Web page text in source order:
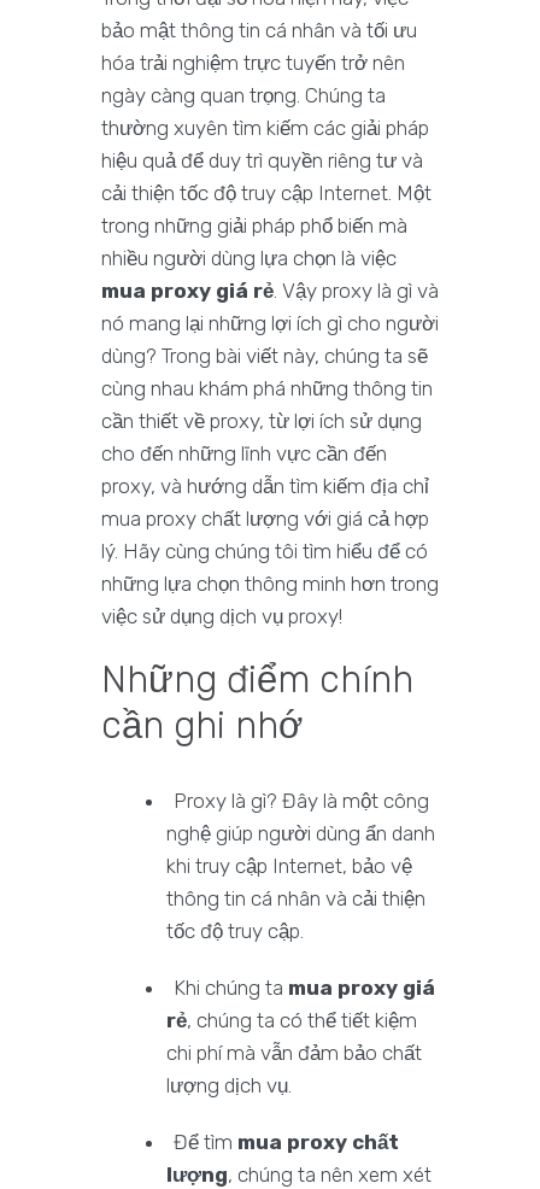
bảo mật thông tin cá nhân và tối ưu
hóa trải nghiệm trực tuyến trở nên
ngày càng quan trọng. Chúng ta
thường xuyên tìm kiếm các giải pháp
hiệu quả để duy trì quyền riêng tư và
cải thiện tốc độ truy cập Internet. Một
trong những giải pháp phổ biến mà
nhiều người dùng lựa chọn là việc
mua proxy giá rẻ. Vậy proxy là gì và
nó mang lại những lợi ích gì cho người
dùng? Trong bài viết này, chúng ta sẽ
cùng nhau khám phá những thông tin
cần thiết về proxy, từ lợi ích sử dụng
cho đến những lĩnh vực cần đến
proxy, và hướng dẫn tìm kiếm địa chỉ
mua proxy chất lượng với giá cả hợp
lý. Hãy cùng chúng tôi tìm hiểu để có
những lựa chọn thông minh hơn trong
việc sử dụng dịch vụ proxy!
Những điểm chính
cần ghi nhớ
Proxy là gì? Đây là một công
nghệ giúp người dùng ẩn danh
khi truy cập Internet, bảo vệ
thông tin cá nhân và cải thiện
tốc độ truy cập.
Khi chúng ta mua proxy giá
rẻ, chúng ta có thể tiết kiệm
chi phí mà vẫn đảm bảo chất
lượng dịch vụ.
Để tìm mua proxy chất
lượng, chúng ta nên xem xét